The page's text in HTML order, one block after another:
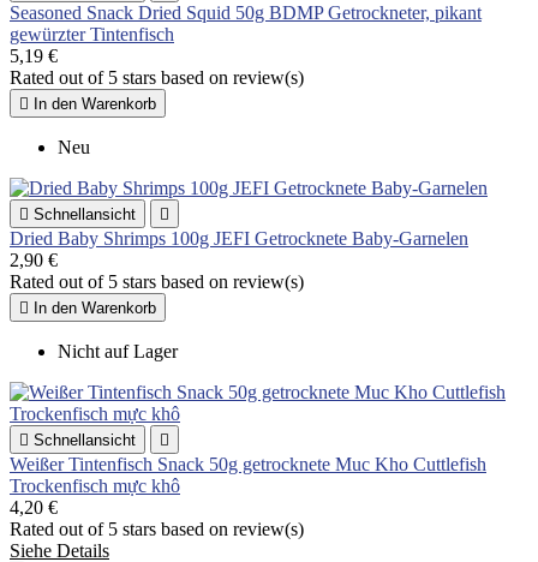
Seasoned Snack Dried Squid 50g BDMP Getrockneter, pikant
gewürzter Tintenfisch
5,19 €
Rated out of 5 stars based on review(s)
 In den Warenkorb
Neu
 Schnellansicht 
Dried Baby Shrimps 100g JEFI Getrocknete Baby-Garnelen
2,90 €
Rated out of 5 stars based on review(s)
 In den Warenkorb
Nicht auf Lager
 Schnellansicht 
Weißer Tintenfisch Snack 50g getrocknete Muc Kho Cuttlefish
Trockenfisch mực khô
4,20 €
Rated out of 5 stars based on review(s)
Siehe Details